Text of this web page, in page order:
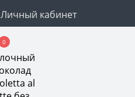
Личный кабинет
0